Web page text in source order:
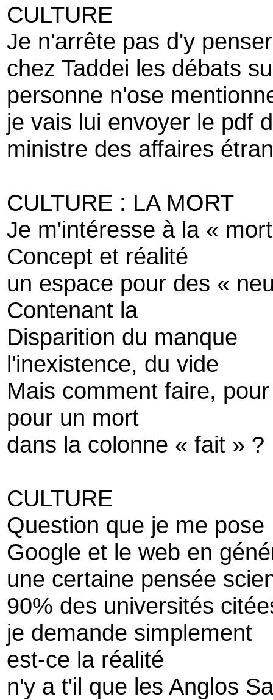
CULTURE
Je n'arrête pas d'y penser
chez Taddei les débats
personne n'ose
je vais lui envoyer le pdf
ministre des affaires
CULTURE : LA MORT
Je m'intéresse à la «
Concept et réalité
un espace pour des «
Contenant la
Disparition du manque
l'inexistence, du vide
Mais comment faire,
pour un mort
dans la colonne « fait » ?
CULTURE
Question que je me pose
Google et le web en
une certaine pensée
90% des universités
je demande simplement
est-ce la réalité
n'y a t'il que les Anglos